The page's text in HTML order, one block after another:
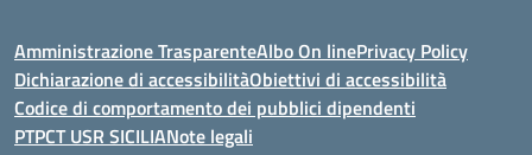
Amministrazione TrasparenteAlbo On linePrivacy Policy
Dichiarazione di accessibilitàObiettivi di accessibilità
Codice di comportamento dei pubblici dipendenti
PTPCT USR SICILIANote legali